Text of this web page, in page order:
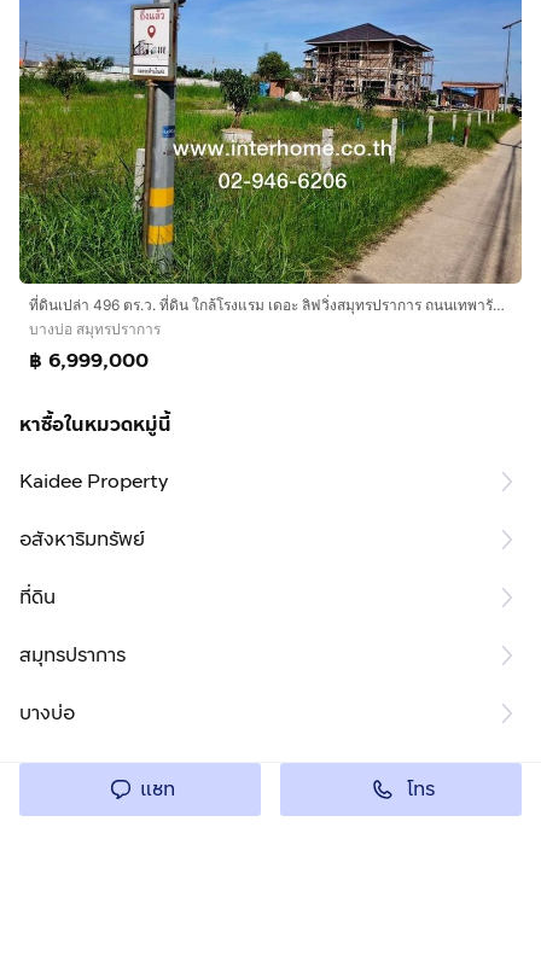
ที่ดินเปล่า 496 ตร.ว. ที่ดิน ใกล้โรงแรม เดอะ ลิฟวิ่งสมุทรปราการ ถนนเทพารักษ์ บางบ่อ สมุทรปราการ
บางบ่อ สมุทรปราการ
฿ 6,999,000
หาซื้อในหมวดหมู่นี้
Kaidee Property
อสังหาริมทรัพย์
ที่ดิน
สมุทรปราการ
บางบ่อ
แชท โทร